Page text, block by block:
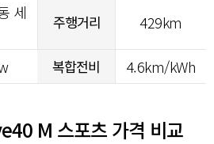
세
주행거리 429km
복합전비 4.6km/kWh
M 스포츠 가격 비교